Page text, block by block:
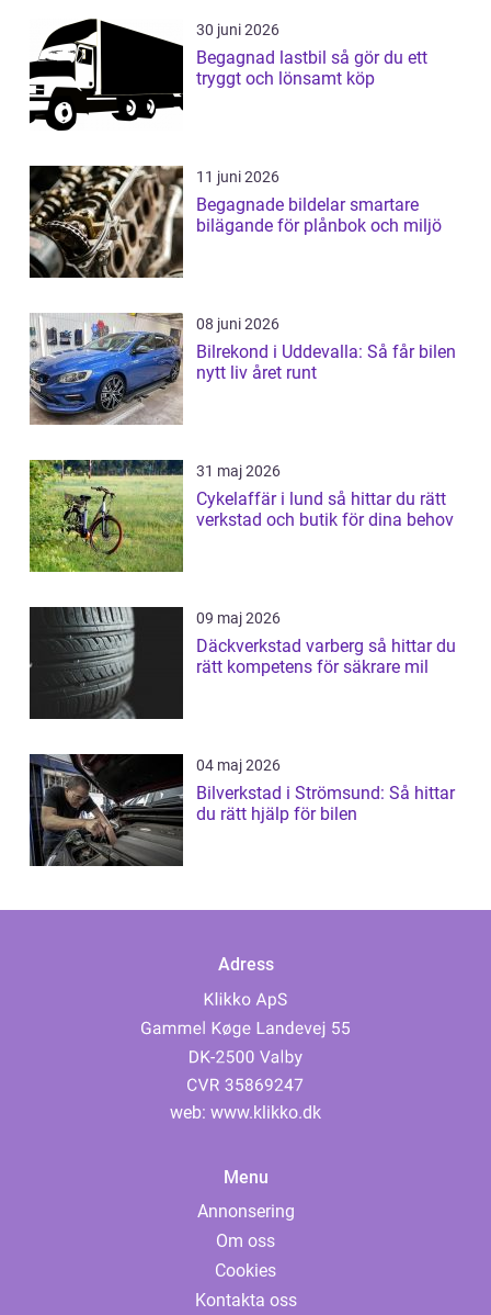
30 juni 2026
Begagnad lastbil så gör du ett
tryggt och lönsamt köp
11 juni 2026
Begagnade bildelar smartare
bilägande för plånbok och miljö
08 juni 2026
Bilrekond i Uddevalla: Så får bilen
nytt liv året runt
31 maj 2026
Cykelaffär i lund så hittar du rätt
verkstad och butik för dina behov
09 maj 2026
Däckverkstad varberg så hittar du
rätt kompetens för säkrare mil
04 maj 2026
Bilverkstad i Strömsund: Så hittar
du rätt hjälp för bilen
Adress
web: www.klikko.dk
Menu
Annonsering
Om oss
Cookies
Kontakta oss